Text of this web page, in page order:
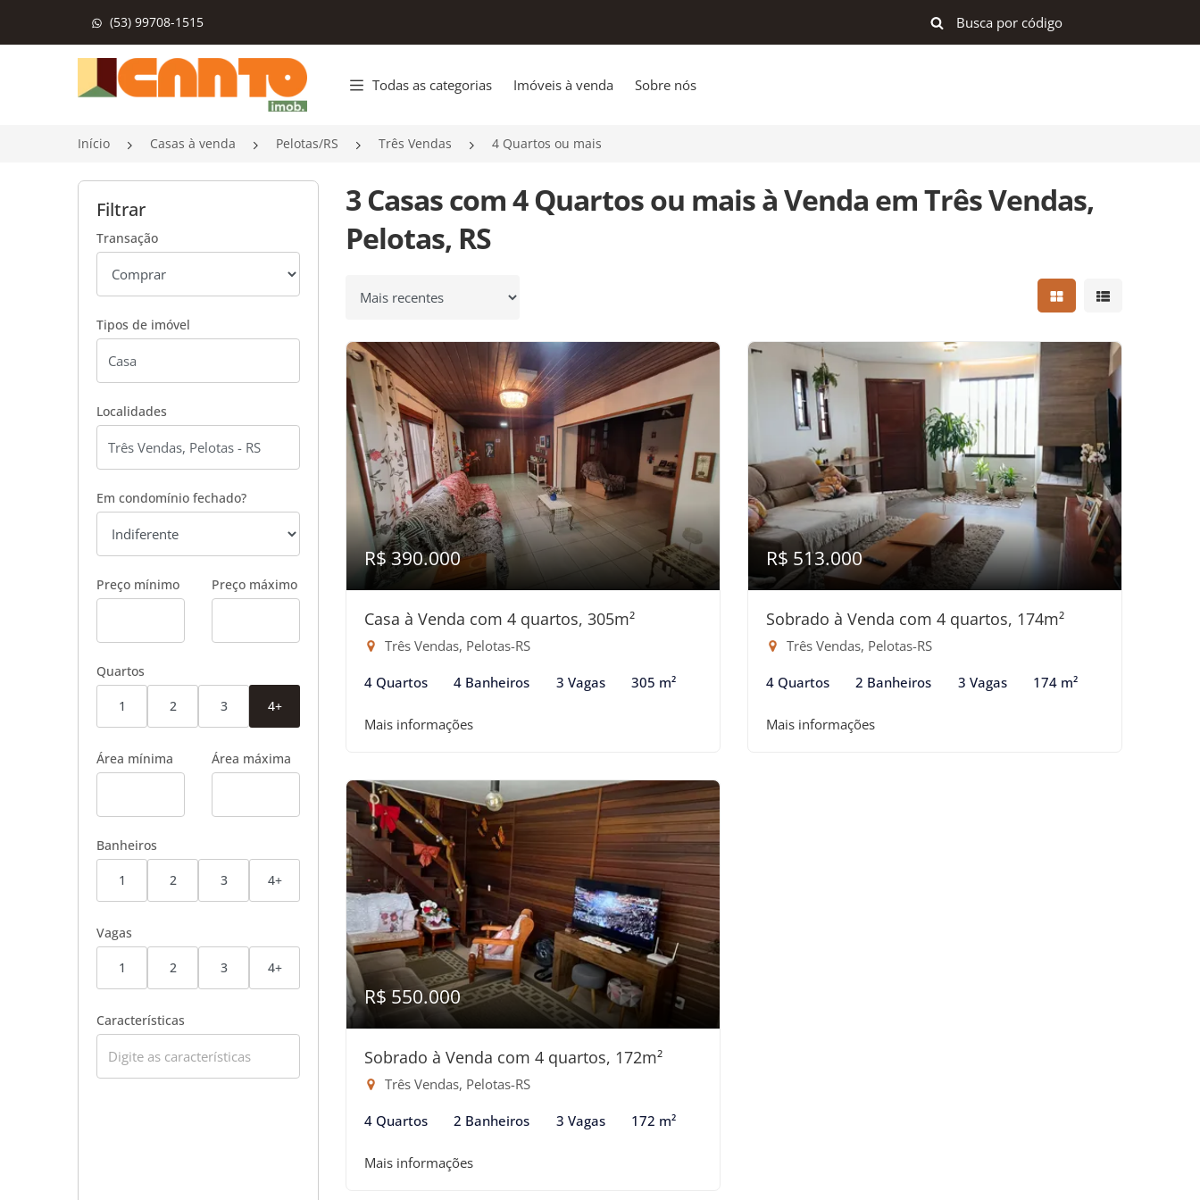
(53) 99708-1515
Página inicial
Todas as categorias Imóveis à venda Sobre nós
Início Casas à venda Pelotas/RS Três Vendas 4 Quartos ou mais
Filtrar
Transação
Tipos de imóvel
Localidades
Em condomínio fechado?
Preço mínimo Preço máximo
Quartos
1 2 3 4+
Área mínima Área máxima
Banheiros
1 2 3 4+
Vagas
1 2 3 4+
Características
3 Casas com 4 Quartos ou mais à Venda em Três Vendas,
Pelotas, RS
Ordenar por Mostrar resultados
Mostrar
R$ 390.000
Casa à Venda com 4 quartos, 305m²
Três Vendas, Pelotas-RS
4 Quartos 4 Banheiros 3 Vagas 305 m²
Mais informações
R$ 513.000
Sobrado à Venda com 4 quartos, 174m²
Três Vendas, Pelotas-RS
4 Quartos 2 Banheiros 3 Vagas 174 m²
Mais informações
R$ 550.000
Sobrado à Venda com 4 quartos, 172m²
Três Vendas, Pelotas-RS
4 Quartos 2 Banheiros 3 Vagas 172 m²
Mais informações